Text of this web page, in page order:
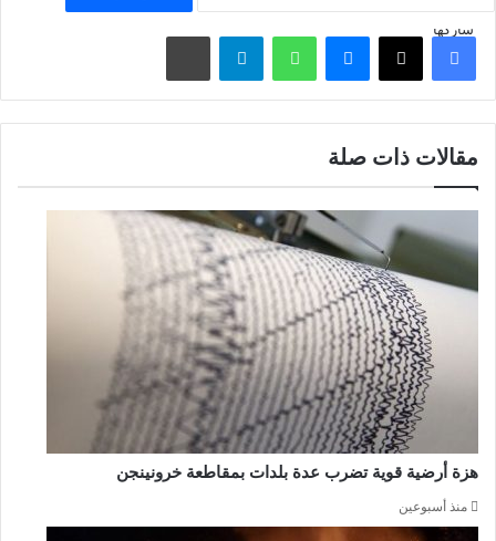
شاركهافيسبوك ‫X ماسنجر واتساب تيلقرام مشاركة عبر البريد
مقالات ذات صلة
هزة أرضية قوية تضرب عدة بلدات بمقاطعة خرونينجن
منذ أسبوعين